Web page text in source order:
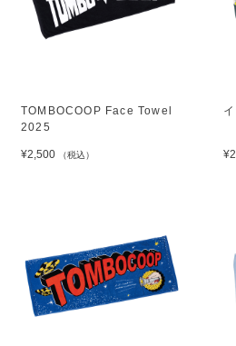
TOMBOCOOP Face Towel
2025
¥2,500 （税込）